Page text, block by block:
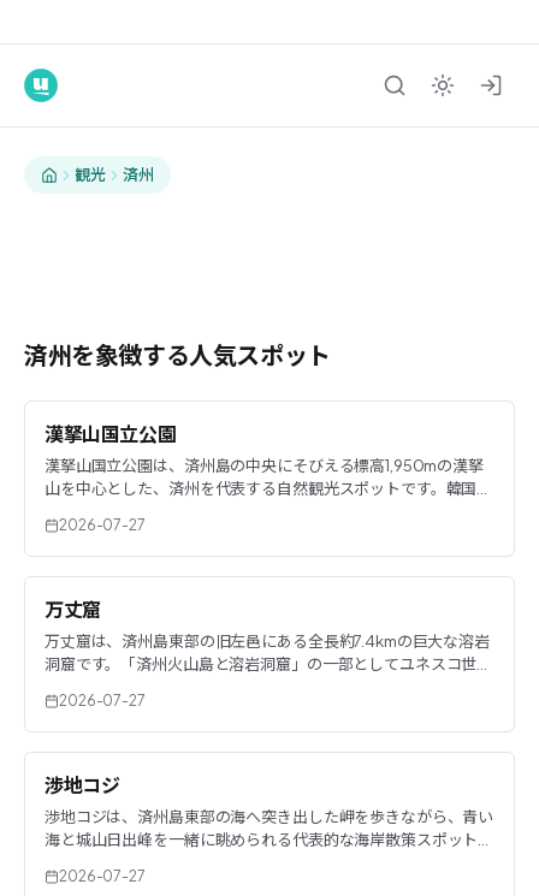
観光 済州
済州
済州旅行
名所を見る
済州を象徴する人気スポット
漢拏山国立公園
漢拏山国立公園は、済州島の中央にそびえる標高1,950mの漢拏
山を中心とした、済州を代表する自然観光スポットです。韓国最
ジオパークという三つの国際的な価値を持っています。
2026-07-27
万丈窟
万丈窟は、済州島東部の旧左邑にある全長約7.4kmの巨大な溶岩
洞窟です。「済州火山島と溶岩洞窟」の一部としてユネスコ世界
動が残した地形を間近で観察できます。
2026-07-27
渉地コジ
渉地コジは、済州島東部の海へ突き出した岬を歩きながら、青い
海と城山日出峰を一緒に眺められる代表的な海岸散策スポットで
赤い土、奇岩、草原がつくる済州らしい風景が広がります。
2026-07-27